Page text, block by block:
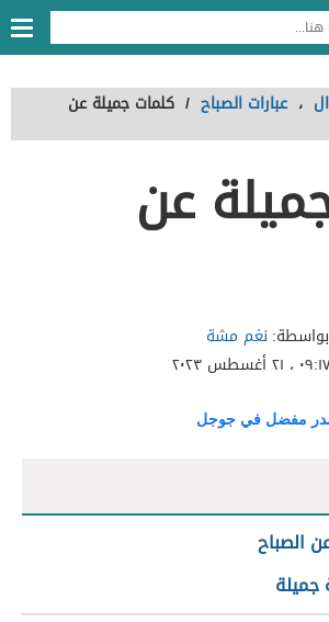
، عبارات الصباح / كلمات جميلة عن
عن
نغم مشة
٠٩:١٧ ، ٢١ أغسطس ٢٠٢٣
مفضل في جوجل
الصباح
جميلة